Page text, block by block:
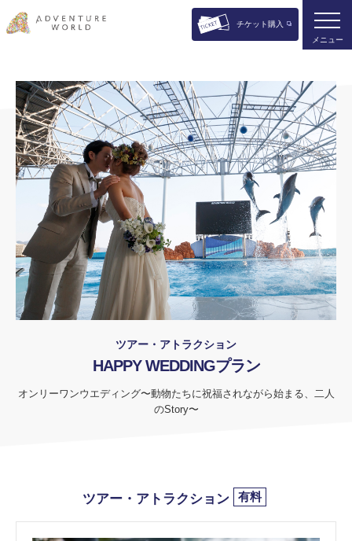
チケット購入
メニュー
ツアー・アトラクション
HAPPY WEDDINGプラン
オンリーワンウエディング〜動物たちに祝福されながら始まる、二人
のStory〜
ツアー・アトラクション 有料